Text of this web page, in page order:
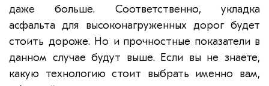
даже больше. Соответственно, укладка
асфальта для высоконагруженных дорог будет
стоить дороже. Но и прочностные показатели в
данном случае будут выше. Если вы не знаете,
какую технологию стоит выбрать именно вам,